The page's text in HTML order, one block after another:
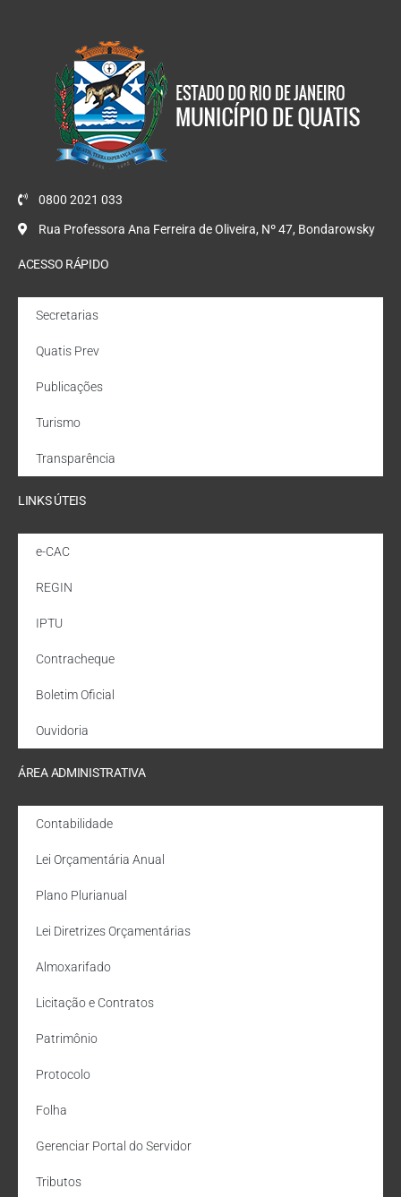
0800 2021 033
Rua Professora Ana Ferreira de Oliveira, Nº 47, Bondarowsky
ACESSO RÁPIDO
Secretarias
Quatis Prev
Publicações
Turismo
Transparência
LINKS ÚTEIS
e-CAC
REGIN
IPTU
Contracheque
Boletim Oficial
Ouvidoria
ÁREA ADMINISTRATIVA
Contabilidade
Lei Orçamentária Anual
Plano Plurianual
Lei Diretrizes Orçamentárias
Almoxarifado
Licitação e Contratos
Patrimônio
Protocolo
Folha
Gerenciar Portal do Servidor
Tributos